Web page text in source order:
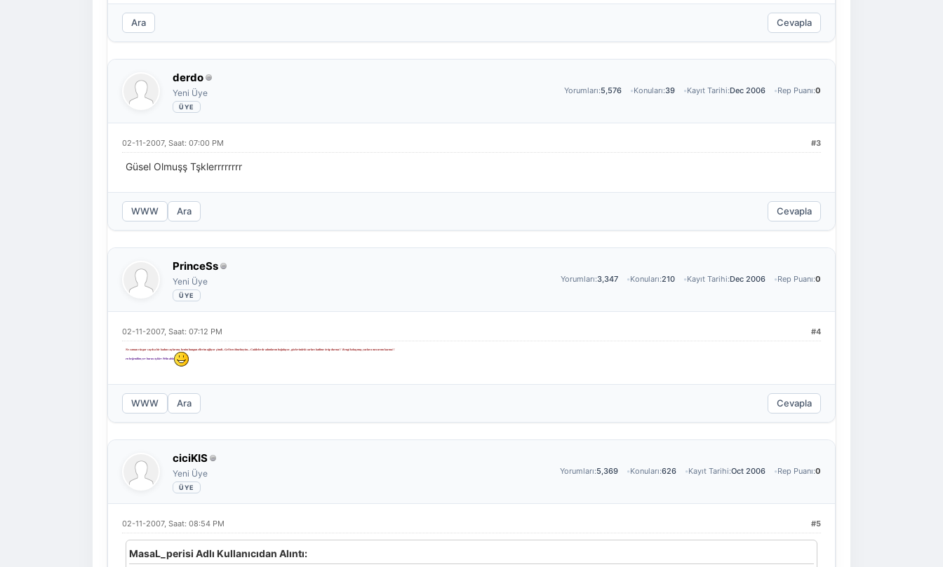
Ara Cevapla
derdo
Yeni Üye Yorumları:5,576 Konuları:39 Kayıt Tarihi:Dec 2006 Rep Puanı:0
#3
02-11-2007, Saat: 07:00 PM
Güsel Olmuşş Tşklerrrrrrrr
WWW Ara Cevapla
PrinceSs
Yeni Üye Yorumları:3,347 Konuları:210 Kayıt Tarihi:Dec 2006 Rep Puanı:0
#4
02-11-2007, Saat: 07:12 PM
Ne zaman rüzgar saçılsa bir kadıın saçlarına, benim bungun ellerim ağlıyor şimdi.. Gel ben ölmekteyim... Caddelerde adımlarım boğuluyor, gözlerindeki surları katlime örüp durma!! Rengi kokuşmuş yazlara mezarımı kazma!!
en beğendiim yer burası tşkler Pelin abla
WWW Ara Cevapla
ciciKIS
Yeni Üye Yorumları:5,369 Konuları:626 Kayıt Tarihi:Oct 2006 Rep Puanı:0
#5
02-11-2007, Saat: 08:54 PM
MasaL_perisi Adlı Kullanıcıdan Alıntı: